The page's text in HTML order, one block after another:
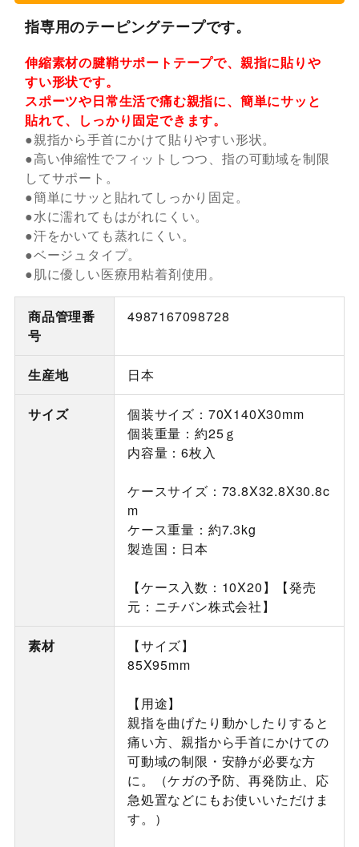
指専用のテーピングテープです。
伸縮素材の腱鞘サポートテープで、親指に貼りや
すい形状です。
スポーツや日常生活で痛む親指に、簡単にサッと
貼れて、しっかり固定できます。
●親指から手首にかけて貼りやすい形状。
●高い伸縮性でフィットしつつ、指の可動域を制限
してサポート。
●簡単にサッと貼れてしっかり固定。
●水に濡れてもはがれにくい。
●汗をかいても蒸れにくい。
●ベージュタイプ。
●肌に優しい医療用粘着剤使用。
商品管理番
号
4987167098728
生産地 日本
サイズ
個装サイズ：70X140X30mm
個装重量：約25ｇ
内容量：6枚入
ケースサイズ：73.8X32.8X30.8c
m
ケース重量：約7.3kg
製造国：日本
【ケース入数：10X20】【発売
元：ニチバン株式会社】
素材
【サイズ】
85X95mm
【用途】
親指を曲げたり動かしたりすると
痛い方、親指から手首にかけての
可動域の制限・安静が必要な方
に。（ケガの予防、再発防止、応
急処置などにもお使いいただけま
す。）